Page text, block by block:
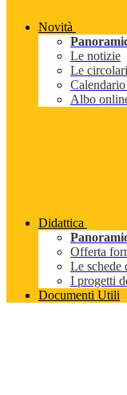
Novità
Le notizie
Le circolari
Albo
Didattica
Offerta
Le schede
I progetti
Documenti Utili